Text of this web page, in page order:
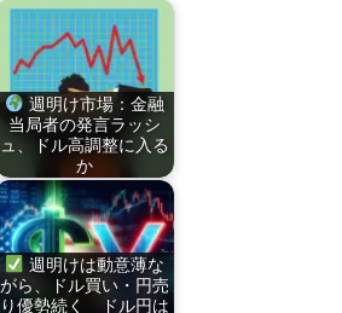
週明け市場：金融
当局者の発言ラッシ
ュ、ドル高調整に入る
か
週明けは動意薄な
がら、ドル買い・円売
り優勢続く ドル円は